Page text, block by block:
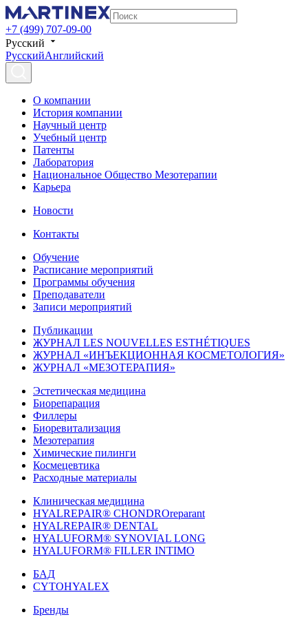
+7 (499) 707-09-00
Русский
РусскийАнглийский
О компании
История компании
Научный центр
Учебный центр
Патенты
Лаборатория
Национальное Общество Мезотерапии
Карьера
Новости
Контакты
Обучение
Расписание мероприятий
Программы обучения
Преподаватели
Записи мероприятий
Публикации
ЖУРНАЛ LES NOUVELLES ESTHÉTIQUES
ЖУРНАЛ «ИНЪЕКЦИОННАЯ КОСМЕТОЛОГИЯ»
ЖУРНАЛ «МЕЗОТЕРАПИЯ»
Эстетическая медицина
Биорепарация
Филлеры
Биоревитализация
Мезотерапия
Химические пилинги
Космецевтика
Расходные материалы
Клиническая медицина
HYALREPAIR® CHONDROreparant
HYALREPAIR® DENTAL
HYALUFORM® SYNOVIAL LONG
HYALUFORM® FILLER INTIMO
БАД
CYTOHYALEX
Бренды